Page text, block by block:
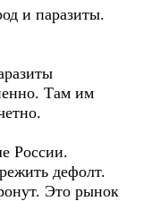
и паразиты.
Там им
России.
дефолт.
Это рынок